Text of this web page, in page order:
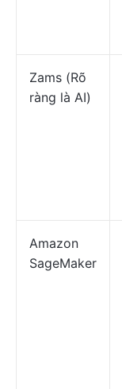
Zams (Rõ
ràng là AI)
Amazon
SageMaker